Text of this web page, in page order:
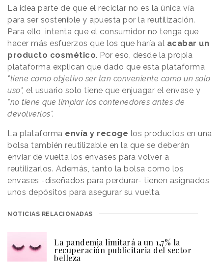
La idea parte de que el reciclar no es la única vía
para ser sostenible y apuesta por la reutilización.
Para ello, intenta que el consumidor no tenga que
hacer más esfuerzos que los que haría al acabar un
producto cosmético. Por eso, desde la propia
plataforma explican que dado que esta plataforma
"tiene como objetivo ser tan conveniente como un solo
uso", el usuario solo tiene que enjuagar el envase y
"no tiene que limpiar los contenedores antes de
devolverlos".
La plataforma envía y recoge los productos en una
bolsa también reutilizable en la que se deberán
enviar de vuelta los envases para volver a
reutilizarlos. Además, tanto la bolsa como los
envases -diseñados para perdurar- tienen asignados
unos depósitos para asegurar su vuelta.
NOTICIAS RELACIONADAS
La pandemia limitará a un 1,7% la
recuperación publicitaria del sector
belleza